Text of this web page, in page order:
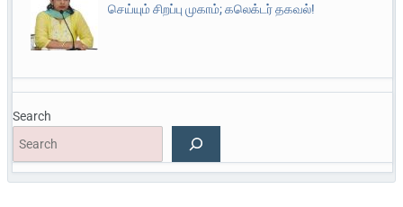
செய்யும் சிறப்பு முகாம்; கலெக்டர் தகவல்!
Search